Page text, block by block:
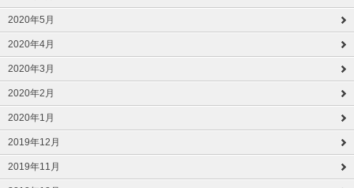
2020年5月
2020年4月
2020年3月
2020年2月
2020年1月
2019年12月
2019年11月